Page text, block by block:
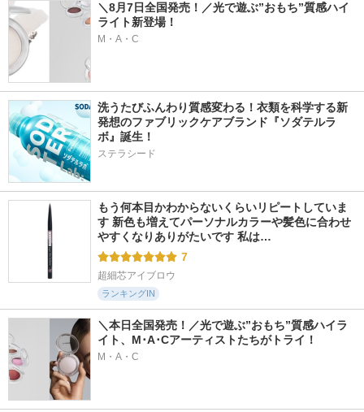
＼8月7日全国発売！／光で遊ぶ”おもち”質感ハイ
ライト新登場！
M・A・C
洗うたびふんわり質感変わる！衣類を科学する新
発想のファブリックケアブランド『ソダテルラ
ボ』誕生！
ステラシード
もう何本目かわからないくらいリピートしていま
す 新色も増えてパーソナルカラーや髪色に合わせ
やすくなりありがたいです 私は…
7
超細芯アイブロウ
ランキングIN
＼本日全国発売！／光で遊ぶ”おもち”質感ハイラ
イト、M･A･Cアーティストたちがトライ！
M・A・C